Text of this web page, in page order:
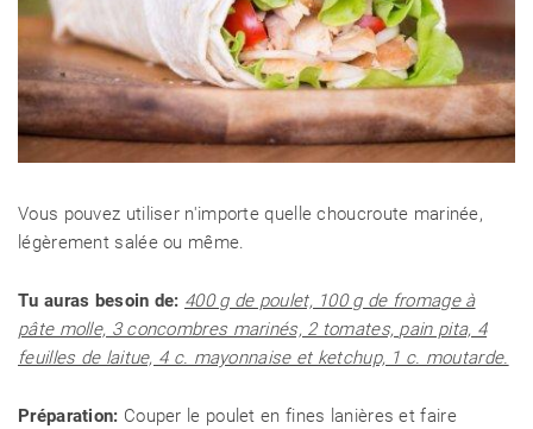
Vous pouvez utiliser n'importe quelle choucroute marinée,
légèrement salée ou même.
Tu auras besoin de: 400 g de poulet, 100 g de fromage à
pâte molle, 3 concombres marinés, 2 tomates, pain pita, 4
feuilles de laitue, 4 c. mayonnaise et ketchup, 1 c. moutarde.
Préparation: Couper le poulet en fines lanières et faire
RECETTES
CHALET D'ÉTÉ ET JARDIN